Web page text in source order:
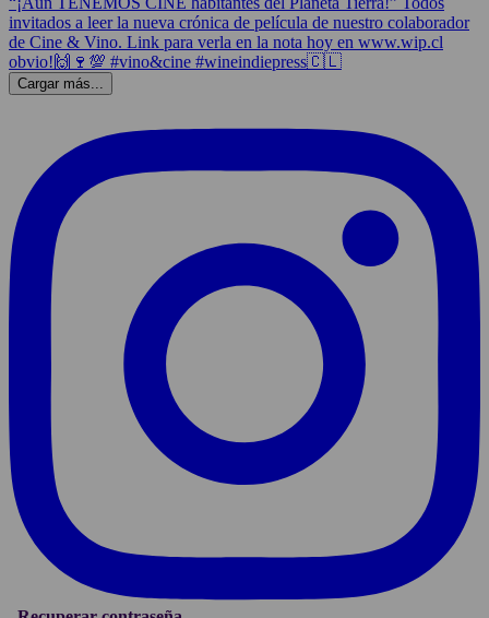
Cargar más...